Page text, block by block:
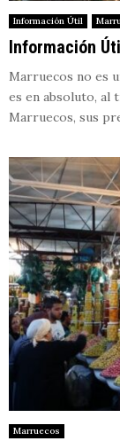
Información Útil
Información
Marruecos no es
es en absoluto,
Marruecos, sus
Marruecos